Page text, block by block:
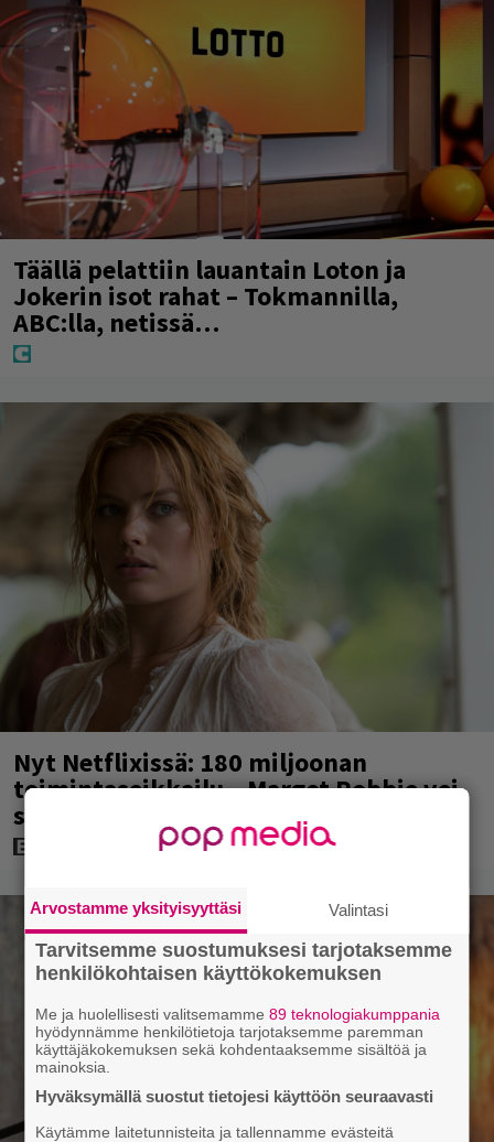
Täällä pelattiin lauantain Loton ja
Jokerin isot rahat – Tokmannilla,
ABC:lla, netissä…
Nyt Netflixissä: 180 miljoonan
toimintaseikkailu – Margot Robbie vei
seksikohtauksen liian pitkälle
Arvostamme yksityisyyttäsi Valintasi
Tarvitsemme suostumuksesi tarjotaksemme
henkilökohtaisen käyttökokemuksen
Me ja huolellisesti valitsemamme89 teknologiakumppania
hyödynnämme henkilötietoja tarjotaksemme paremman
käyttäjäkokemuksen sekä kohdentaaksemme sisältöä ja
mainoksia.
Hyväksymällä suostut tietojesi käyttöön seuraavasti
Käytämme laitetunnisteita ja tallennamme evästeitä